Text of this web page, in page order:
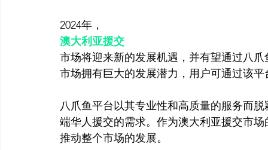
2024年，
澳大利亚援交
市场将迎来新的发展机遇，并有望通过八
市场拥有巨大的发展潜力，用户可通过该
八爪鱼平台以其专业性和高质量的服务而
端华人援交的需求。作为澳大利亚援交市
推动整个市场的发展。